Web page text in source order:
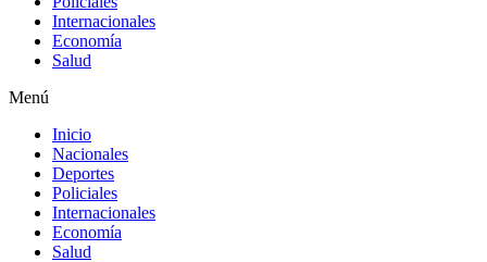
Internacionales
Economía
Salud
Menú
Inicio
Nacionales
Deportes
Policiales
Internacionales
Economía
Salud